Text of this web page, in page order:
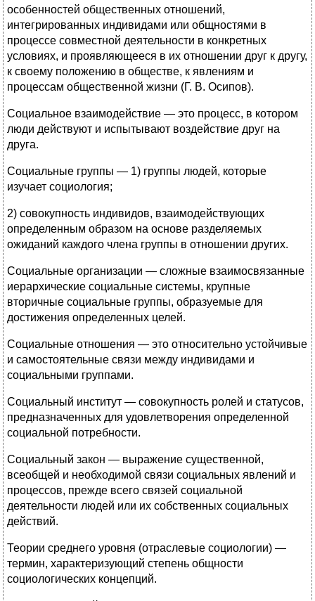
особенностей общественных отношений,
интегрированных индивидами или общностями в
процессе совместной деятельности в конкретных
условиях, и проявляющееся в их отношении друг к другу,
к своему положению в обществе, к явлениям и
процессам общественной жизни (Г. В. Осипов).
Социальное взаимодействие — это процесс, в котором
люди действуют и испытывают воздействие друг на
друга.
Социальные группы — 1) группы людей, которые
изучает социология;
2) совокупность индивидов, взаимодействующих
определенным образом на основе разделяемых
ожиданий каждого члена группы в отношении других.
Социальные организации — сложные взаимосвязанные
иерархические социальные системы, крупные
вторичные социальные группы, образуемые для
достижения определенных целей.
Социальные отношения — это относительно устойчивые
и самостоятельные связи между индивидами и
социальными группами.
Социальный институт — совокупность ролей и статусов,
предназначенных для удовлетворения определенной
социальной потребности.
Социальный закон — выражение существенной,
всеобщей и необходимой связи социальных явлений и
процессов, прежде всего связей социальной
деятельности людей или их собственных социальных
действий.
Теории среднего уровня (отраслевые социологии) —
термин, характеризующий степень общности
социологических концепций.